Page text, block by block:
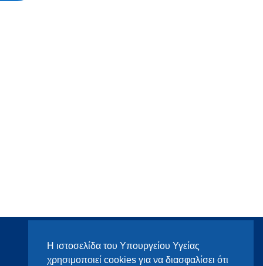
Η ιστοσελίδα του Υπουργείου Υγείας
χρησιμοποιεί cookies για να διασφαλίσει ότι